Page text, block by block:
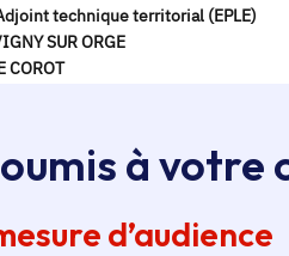
à
d’audience